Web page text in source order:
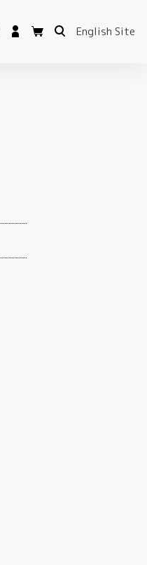
English Site